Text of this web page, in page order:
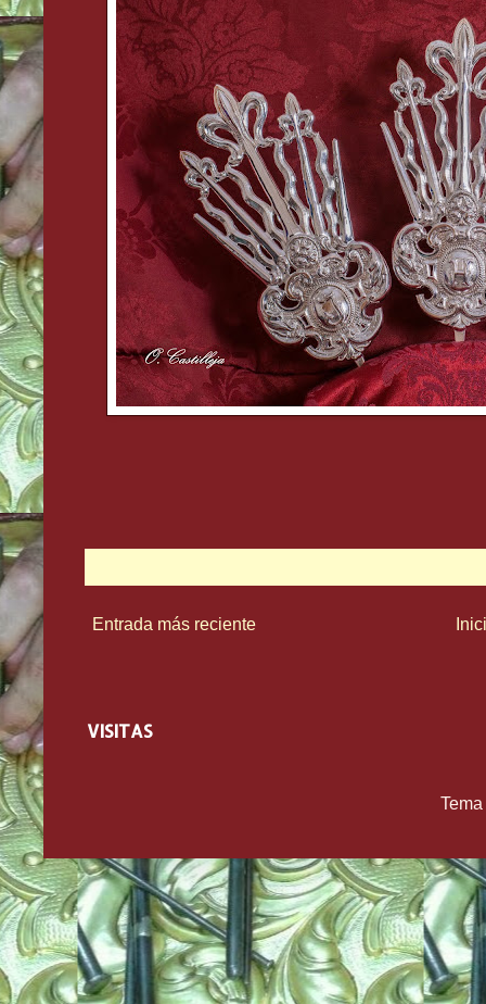
Entrada más reciente
VISITAS